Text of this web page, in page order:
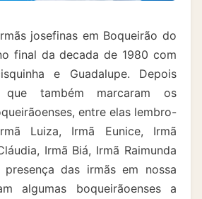
josefinas em Boqueirão do
final da decada de 1980 com
e Guadalupe. Depois
também marcaram os
entre elas lembro-
Luiza, Irmã Eunice, Irmã
Irmã Biá, Irmã Raimunda
das irmãs em nossa
algumas boqueirãoenses a